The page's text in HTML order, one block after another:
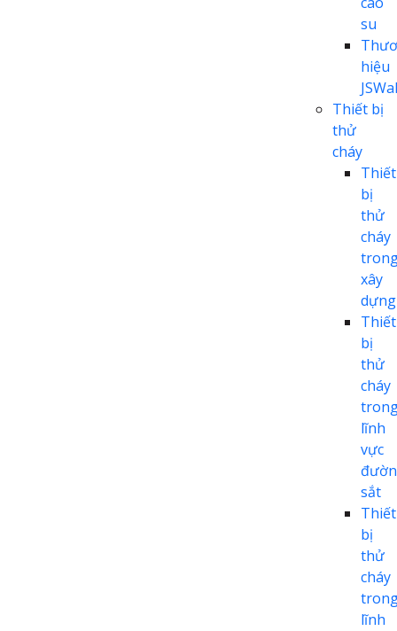
su
hiệu
Thiết bị
thử
cháy
Thiết
bị
thử
cháy
xây
dựng
Thiết
bị
thử
cháy
lĩnh
vực
sắt
Thiết
bị
thử
cháy
lĩnh